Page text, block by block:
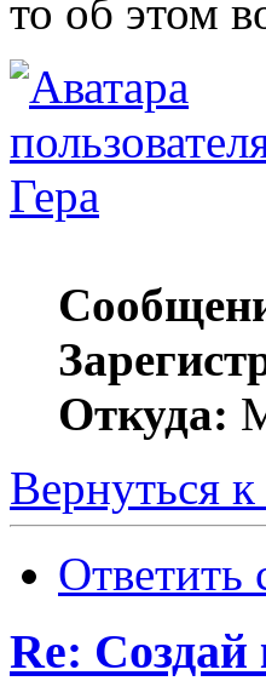
то об этом
Гера
Откуда:
Вернуться к
Ответить
Re: Создай